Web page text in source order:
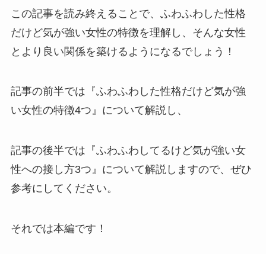
この記事を読み終えることで、ふわふわした性格
だけど気が強い女性の特徴を理解し、そんな女性
とより良い関係を築けるようになるでしょう！
記事の前半では『ふわふわした性格だけど気が強
い女性の特徴4つ』について解説し、
記事の後半では『ふわふわしてるけど気が強い女
性への接し方3つ』について解説しますので、ぜひ
参考にしてください。
それでは本編です！